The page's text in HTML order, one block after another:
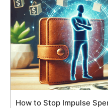
How to Stop Impulse